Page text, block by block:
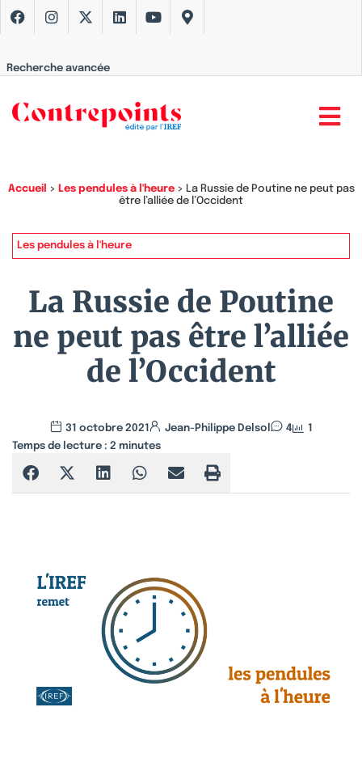
Recherche avancée
Accueil > Les pendules à l'heure> La Russie de Poutine ne peut pas
être l’alliée de l’Occident
Les pendules à l'heure
La Russie de Poutine
ne peut pas être l’alliée
de l’Occident
31 octobre 2021 Jean-Philippe Delsol 4
1
Temps de lecture : 2 minutes